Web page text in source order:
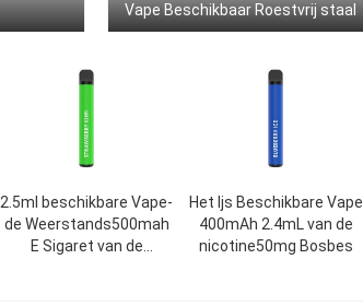
Vape Beschikbaar Roestvrij staal
2.5ml beschikbare Vape-
de Weerstands500mah
E Sigaret van de
Het Ijs Beschikbare Vape
400mAh 2.4mL van de
nicotine50mg Bosbes